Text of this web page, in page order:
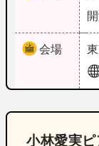
会場
小林愛実